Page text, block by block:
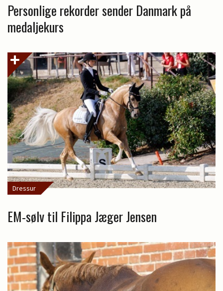
Personlige rekorder sender Danmark på
medaljekurs
Dressur
EM-sølv til Filippa Jæger Jensen